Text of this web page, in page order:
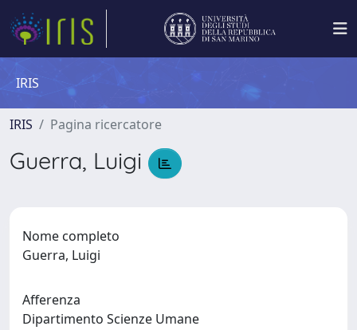
IRIS
IRIS Pagina ricercatore
Guerra, Luigi
Nome completo
Guerra, Luigi
Afferenza
Dipartimento Scienze Umane